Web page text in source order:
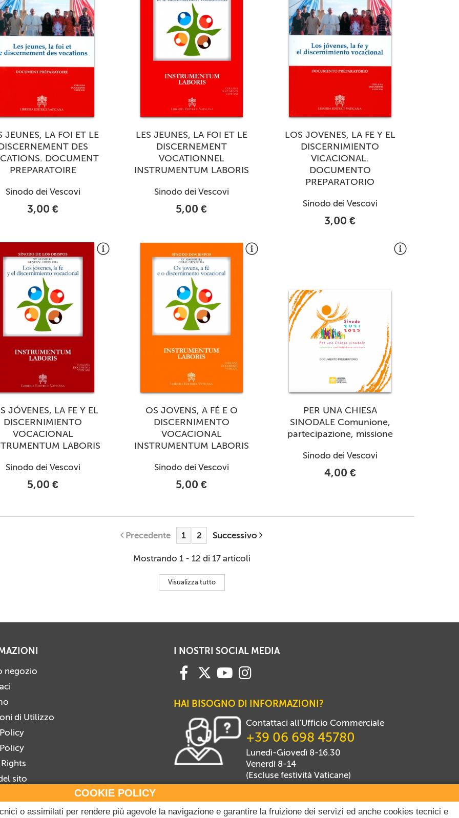
JEUNES, LA FOI ET LE
DES
DOCUMENT
PREPARATOIRE
Sinodo dei Vescovi
3,00 €
LES JEUNES, LA FOI ET LE
DISCERNEMENT
VOCATIONNEL
INSTRUMENTUM LABORIS
Sinodo dei Vescovi
5,00 €
LOS JOVENES, LA FE Y EL
DISCERNIMIENTO
VICACIONAL.
DOCUMENTO
PREPARATORIO
Sinodo dei Vescovi
3,00 €
JÓVENES, LA FE Y EL
DISCERNIMIENTO
VOCACIONAL
LABORIS
Sinodo dei Vescovi
5,00 €
OS JOVENS, A FÉ E O
DISCERNIMENTO
VOCACIONAL
INSTRUMENTUM LABORIS
Sinodo dei Vescovi
5,00 €
PER UNA CHIESA
SINODALE Comunione,
partecipazione, missione
Sinodo dei Vescovi
4,00 €
Precedente 1 2 Successivo
Mostrando 1 - 12 di 17 articoli
Visualizza tutto
COOKIE POLICY
o assimilati per rendere più agevole la navigazione e garantire la fruizione dei servizi ed anche cookies tecnici e
negozio
di Utilizzo
sito
dalla Newsletter
I NOSTRI SOCIAL MEDIA
HAI BISOGNO DI INFORMAZIONI?
Contattaci all'Ufficio Commerciale
+39 06 698 45780
Lunedì-Giovedì 8-16.30
Venerdì 8-14
(Escluse festività Vaticane)